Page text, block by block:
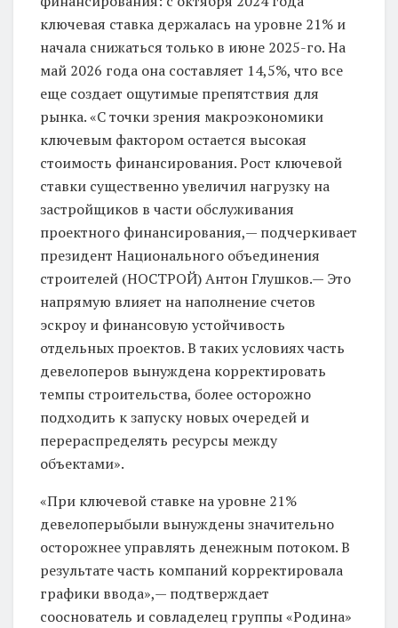
ключевая ставка держалась на уровне 21% и
начала снижаться только в июне 2025-го. На
май 2026 года она составляет 14,5%, что все
еще создает ощутимые препятствия для
рынка. «С точки зрения макроэкономики
ключевым фактором остается высокая
стоимость финансирования. Рост ключевой
ставки существенно увеличил нагрузку на
застройщиков в части обслуживания
проектного финансирования,— подчеркивает
президент Национального объединения
строителей (НОСТРОЙ) Антон Глушков.— Это
напрямую влияет на наполнение счетов
эскроу и финансовую устойчивость
отдельных проектов. В таких условиях часть
девелоперов вынуждена корректировать
темпы строительства, более осторожно
подходить к запуску новых очередей и
перераспределять ресурсы между
объектами».
«При ключевой ставке на уровне 21%
девелоперыбыли вынуждены значительно
осторожнее управлять денежным потоком. В
результате часть компаний корректировала
графики ввода»,— подтверждает
сооснователь и совладелец группы «Родина»